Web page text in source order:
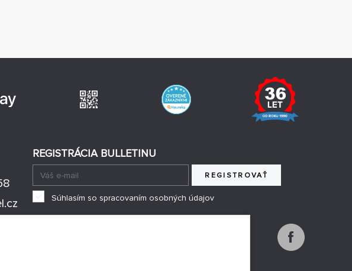
REGISTRÁCIA BULLETINU
REGISTROVAŤ
Súhlasím so spracovaním osobných údajov